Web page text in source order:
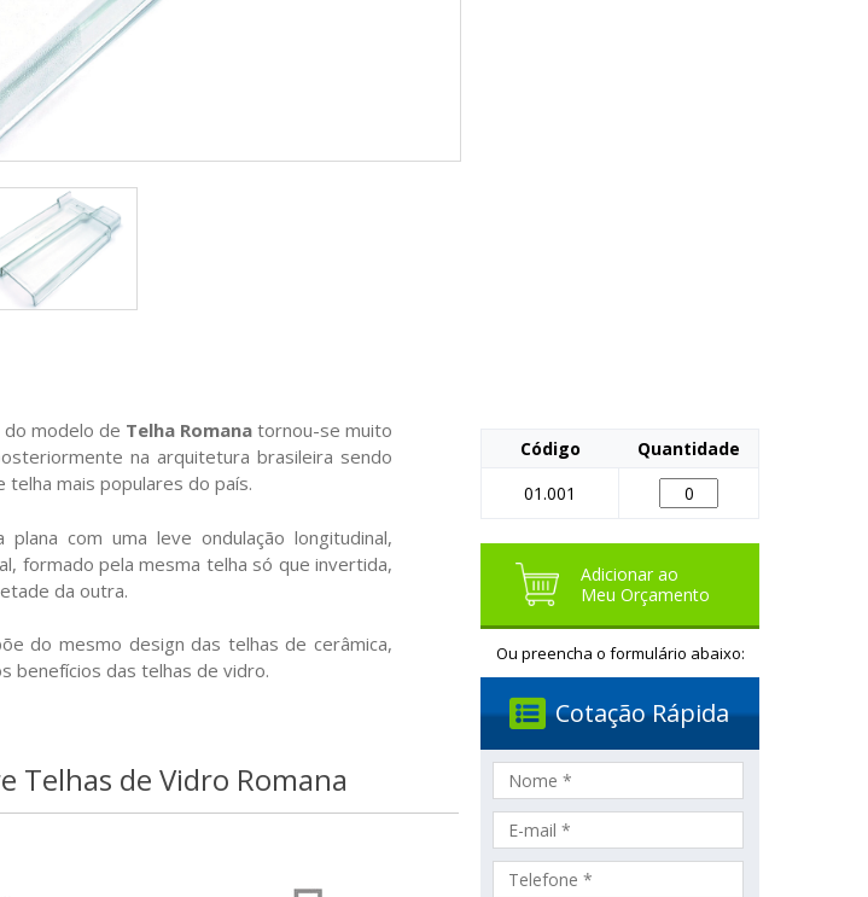
do modelo de Telha Romana tornou-se muito
na arquitetura brasileira sendo
telha mais populares do país.
com uma leve ondulação longitudinal,
formado pela mesma telha só que invertida,
da outra.
do mesmo design das telhas de cerâmica,
benefícios das telhas de vidro.
Código
Quantidade
01.001
Adicionar ao
Meu Orçamento
Ou preencha o formulário abaixo:
Cotação Rápida
Telhas de Vidro Romana